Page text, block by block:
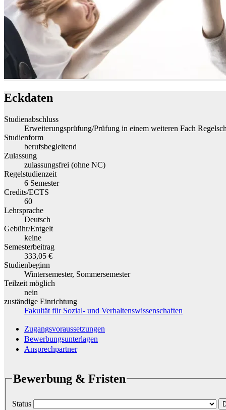
Eckdaten
Studienabschluss
Erweiterungsprüfung/Prüfung in einem weiteren Fach
Studienform
berufsbegleitend
Zulassung
zulassungsfrei (ohne NC)
Regelstudienzeit
6 Semester
Credits/ECTS
60
Lehrsprache
Deutsch
Gebühr/Entgelt
keine
Semesterbeitrag
333,05 €
Studienbeginn
Wintersemester, Sommersemester
Teilzeit möglich
nein
zuständige Einrichtung
Fakultät für Sozial- und Verhaltenswissenschaften
Zugangsvoraussetzungen
Bewerbungsunterlagen
Ansprechpartner
Bewerbung & Fristen
Status